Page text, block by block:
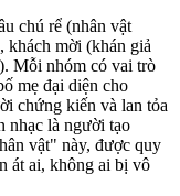
chú rể (nhân vật
khách mời (khán giả
Mỗi nhóm có vai trò
mẹ đại diện cho
chứng kiến và lan tỏa
nhạc là người tạo
vật" này, được quy
át ai, không ai bị vô